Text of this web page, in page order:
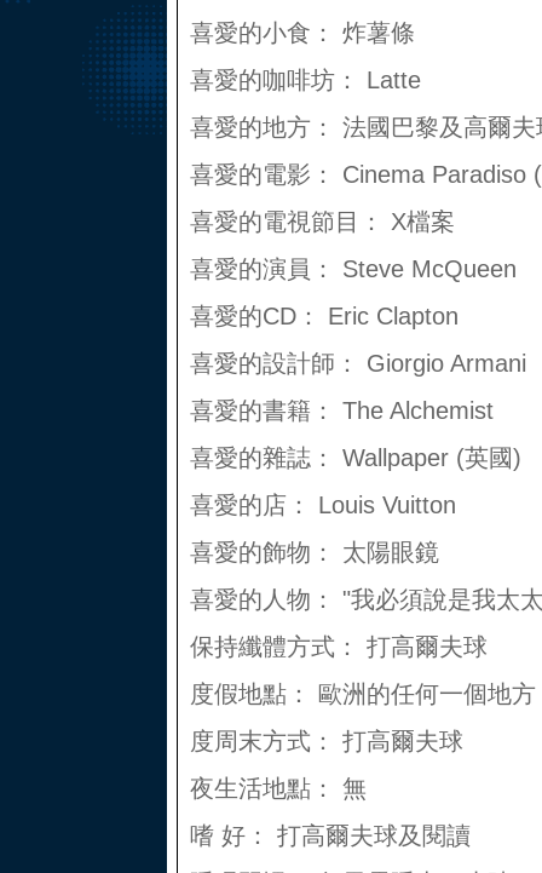
喜愛的小食： 炸薯條
喜愛的咖啡坊： Latte
喜愛的地方： 法國巴黎及高爾夫
喜愛的電影： Cinema Paradiso
喜愛的電視節目： X檔案
喜愛的演員： Steve McQueen
喜愛的CD： Eric Clapton
喜愛的設計師： Giorgio Armani
喜愛的書籍： The Alchemist
喜愛的雜誌： Wallpaper (英國)
喜愛的店： Louis Vuitton
喜愛的飾物： 太陽眼鏡
喜愛的人物： "我必須說是我太
保持纖體方式： 打高爾夫球
度假地點： 歐洲的任何一個地方
度周末方式： 打高爾夫球
夜生活地點： 無
嗜 好： 打高爾夫球及閱讀